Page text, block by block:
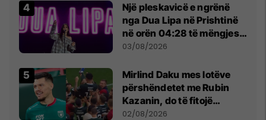
Një pleskavicë e ngrënë
nga Dua Lipa në Prishtinë
në orën 04:28 të mëngjesit
- dhe bota digjitale serbe
03/08/2026
Mirlind Daku mes lotëve
përshëndetet me Rubin
Kazanin, do të fitojë
miliona te Spartak Moska
02/08/2026